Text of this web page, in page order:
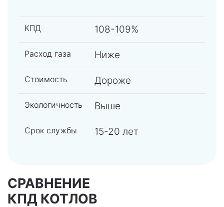
КПД 108-109%
Расход газа Ниже
Стоимость Дороже
Экологичность Выше
Срок службы 15-20 лет
СРАВНЕНИЕ
КПД КОТЛОВ